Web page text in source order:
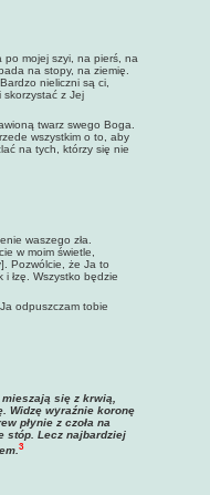
po mojej szyi, na pierś, na
na stopy, na ziemię.
nieliczni są ci,
z Jej
twarz swego Boga.
wszystkim o to, aby
na tych, którzy się nie
waszego zła.
w moim świetle,
Pozwólcie, że Ja to
łzę. Wszystko będzie
odpuszczam tobie
się z krwią,
Widzę wyraźnie koronę
płynie z czoła na
stóp. Lecz najbardziej
3